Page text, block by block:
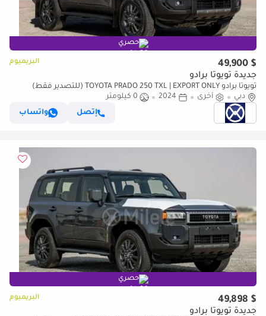
حصري
$ 49,900 البريميوم
جديدة تويوتا برادو
تويوتا برادو TOYOTA PRADO 250 TXL | EXPORT ONLY (للتصدير فقط)
دبي
أخرى 2024
0 كيلومتر
إتصل
واتساب
حصري
$ 49,898 البريميوم
جديدة تويوتا برادو